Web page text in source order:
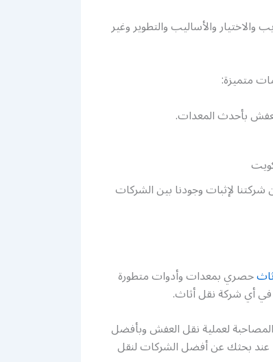
والأساليب والتطوير وغير
متميزة:
بأحدث المعدات.
لإثبات وجودنا بين الشركات
حصري بمعدات وأدوات متطورة
أي شركة نقل أثاث.
لعملية نقل العفش وبأفضل
عند بحثك عن أفضل الشركات لنقل